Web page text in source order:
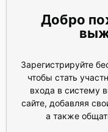
Зарегистрируйте
чтобы стать
входа в систему
сайте, добавляя
а также